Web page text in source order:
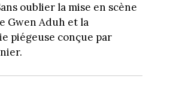
oublier la mise en scène
Gwen Aduh et la
piégeuse conçue par